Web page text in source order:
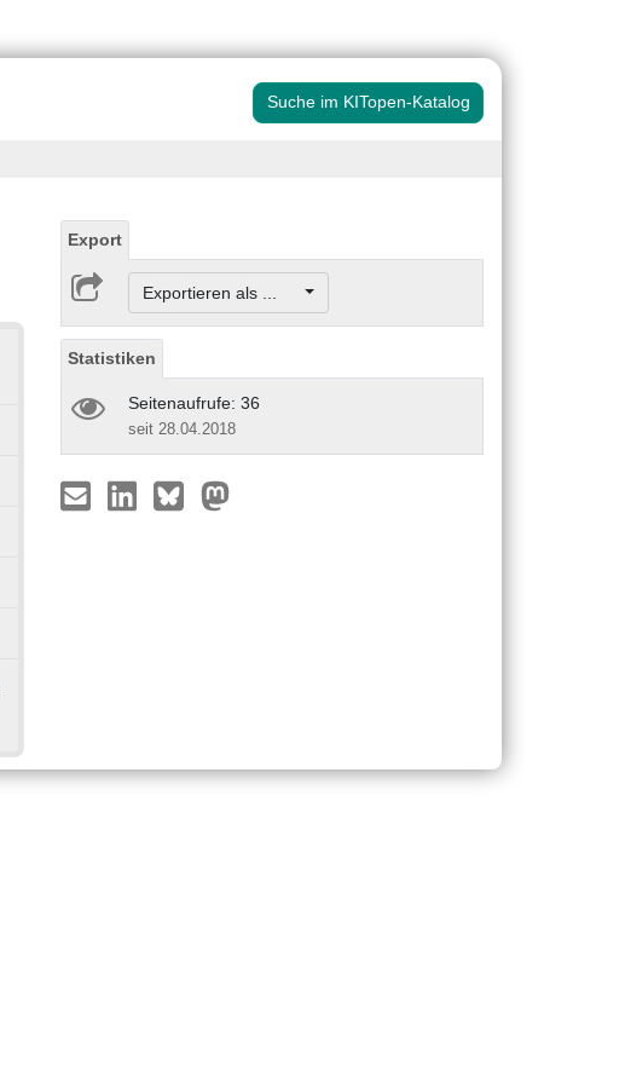
Suche im KITopen-Katalog
Export
Exportieren als ...
Statistiken
Seitenaufrufe: 36
seit 28.04.2018